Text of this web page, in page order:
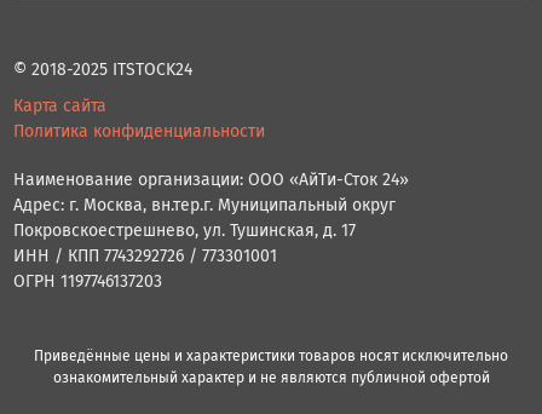
© 2018-2025 ITSTOCK24
Карта сайта
Политика конфиденциальности
Наименование организации: ООО «АйТи-Сток 24»
Адрес: г. Москва, вн.тер.г. Муниципальный округ
Покровскоестрешнево, ул. Тушинская, д. 17
ИНН / КПП 7743292726 / 773301001
ОГРН 1197746137203
Приведённые цены и характеристики товаров носят исключительно
ознакомительный характер и не являются публичной офертой